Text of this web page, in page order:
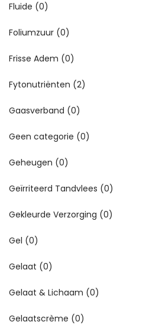
Fluide (0)
Foliumzuur (0)
Frisse Adem (0)
Fytonutriënten (2)
Gaasverband (0)
Geen categorie (0)
Geheugen (0)
Geïrriteerd Tandvlees (0)
Gekleurde Verzorging (0)
Gel (0)
Gelaat (0)
Gelaat & Lichaam (0)
Gelaatscrème (0)